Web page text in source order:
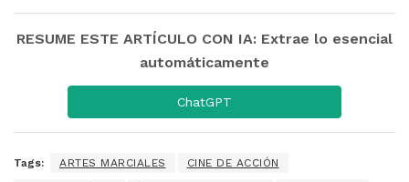
RESUME ESTE ARTÍCULO CON IA: Extrae lo esencial
automáticamente
ChatGPT
Tags: ARTES MARCIALES CINE DE ACCIÓN